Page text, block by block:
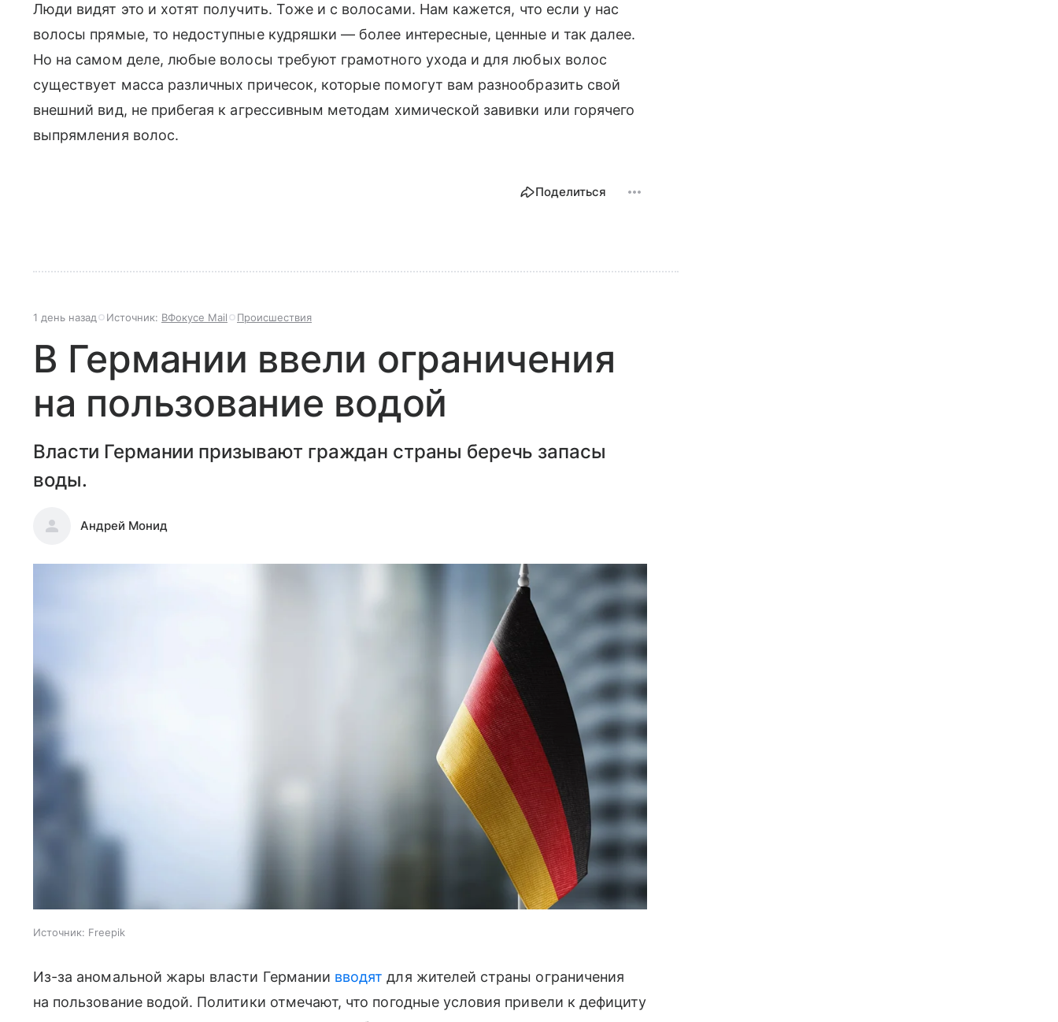
Люди видят это и хотят получить. Тоже и с волосами. Нам кажется, что если у нас
волосы прямые, то недоступные кудряшки — более интересные, ценные и так далее.
Но на самом деле, любые волосы требуют грамотного ухода и для любых волос
существует масса различных причесок, которые помогут вам разнообразить свой
внешний вид, не прибегая к агрессивным методам химической завивки или горячего
выпрямления волос.
Поделиться
1 день назад Источник: ВФокусе Mail Происшествия
В Германии ввели ограничения
на пользование водой
Власти Германии призывают граждан страны беречь запасы
воды.
Андрей Монид
Источник: Freepik
Из-за аномальной жары власти Германии вводят для жителей страны ограничения
на пользование водой. Политики отмечают, что погодные условия привели к дефициту